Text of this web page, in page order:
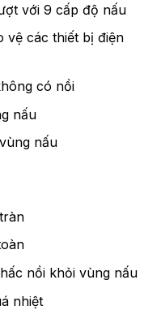
với 9 cấp độ nấu
vệ các thiết bị điện
có nồi
nấu
nấu
nồi khỏi vùng nấu
nhiệt